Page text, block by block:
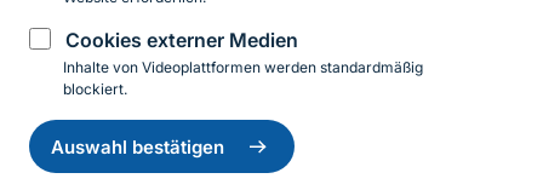
Cookies externer Medien
Inhalte von Videoplattformen werden standardmäßig
blockiert.
Auswahl bestätigen
Einwilligung
zurückziehen
InstagramFacebookYouTubeLinkedIn
© 2026 Bundesamt für Naturschutz